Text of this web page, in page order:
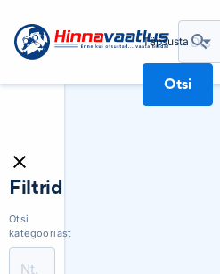
Täpsusta
Otsi
Filtrid
Otsi
kategooriast